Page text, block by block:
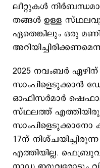
ലീറ്റുകള്‍
തങ്ങള്‍ ഉള്ള
ഏതെങ്കിലും ഒരു
2025 നവംബര്‍
സാംപിളെടുക്കാന്‍
ഓഫിസര്‍മാര്‍
സ്ഥലത്ത്
സാംപിളെടുക്കാനോ
17ന്
എത്തിയില്ല.